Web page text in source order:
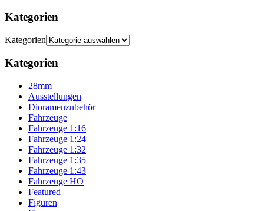
Kategorien
Kategorien
Kategorien
28mm
Ausstellungen
Dioramenzubehör
Fahrzeuge
Fahrzeuge 1:16
Fahrzeuge 1:24
Fahrzeuge 1:32
Fahrzeuge 1:35
Fahrzeuge 1:43
Fahrzeuge HO
Featured
Figuren